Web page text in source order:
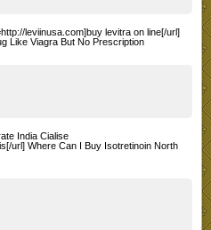
leviinusa.com]buy levitra on line[/url]
Like Viagra But No Prescription
India Cialise
url] Where Can I Buy Isotretinoin North